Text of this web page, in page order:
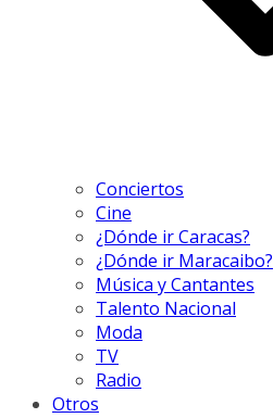
Conciertos
Cine
¿Dónde ir Caracas?
¿Dónde ir Maracaibo?
Música y Cantantes
Talento Nacional
Moda
TV
Radio
Otros